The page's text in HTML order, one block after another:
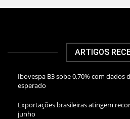
ARTIGOS
Ibovespa B3 sobe 0,70% com dados
esperado
Exportações brasileiras atingem
junho